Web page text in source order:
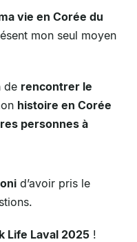
vie en Corée du
mon seul moyen
de rencontrer le
histoire en Corée
personnes à
d’avoir pris le
Life Laval 2025 !